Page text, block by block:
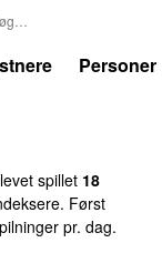
Personer
spillet 18
Først
pr. dag.